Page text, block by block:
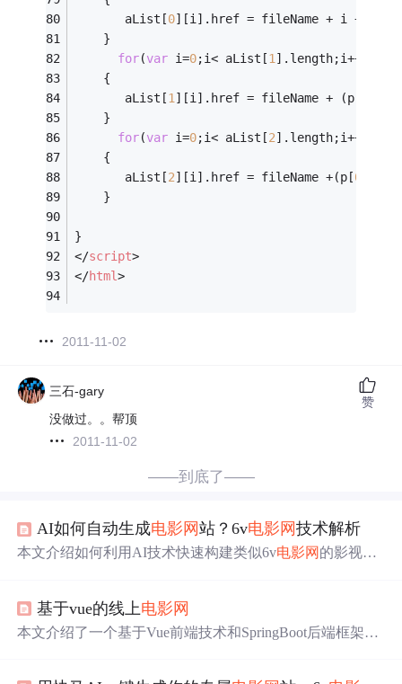
       aList[
0][i].href = fileName + i +
    }
for(var i=0;i< aList[1].length;i++)
    {
       aList[
1][i].href = fileName + (p[
    }
for(var i=0;i< aList[2].length;i++)
    {
       aList[
2][i].href = fileName +(p[0
    }
}
</script>
</html>
2011-11-02
三石-gary
没做过。。帮顶
2011-11-02
赞
——到底了——
AI如何自动生成电影 网站？6v电影 网技术解析
本文介绍如何利用AI技术快速构建类似6v电影网 的影视平
后端API服务。通过InsCode平台
开发效率。
基于vue的线上电影 网
本文介绍了一个基于Vue前端技术和SpringBoot后端框架的